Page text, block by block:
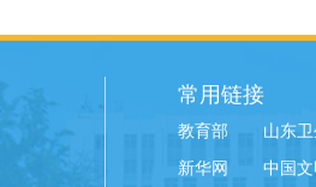
常用链接
教育部 山东
新华网 中国文